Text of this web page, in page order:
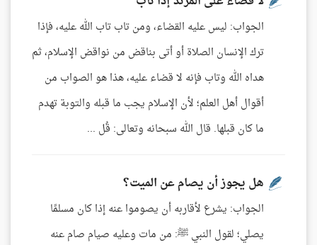
الجواب: ليس عليه القضاء، ومن تاب تاب الله عليه، فإذا
ترك الإنسان الصلاة أو أتى بناقض من نواقض الإسلام، ثم
هداه الله وتاب فإنه لا قضاء عليه، هذا هو الصواب من
أقوال أهل العلم؛ لأن الإسلام يجب ما قبله والتوبة تهدم
ما كان قبلها. قال الله سبحانه وتعالى: قُل ...
هل يجوز أن يصام عن الميت؟
الجواب: يشرع لأقاربه أن يصوموا عنه إذا كان مسلمًا
يصلي؛ لقول النبي ﷺ: من مات وعليه صيام صام عنه